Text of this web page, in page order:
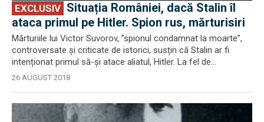
EXCLUSIV
ataca primul pe Hitler. Spion rus, mărturisiri
Mărturiile lui Victor Suvorov, ”spionul condamnat la moarte”,
controversate și criticate de istorici, susțin că Stalin ar fi
intenționat primul să-și atace aliatul, Hitler. La fel de...
26 AUGUST 2018